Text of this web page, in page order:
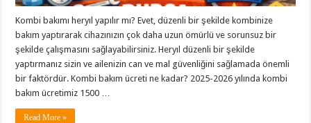
Kombi bakımı heryıl yapılır mı? Evet, düzenli bir şekilde kombinize
bakım yaptırarak cihazınızın çok daha uzun ömürlü ve sorunsuz bir
şekilde çalışmasını sağlayabilirsiniz. Heryıl düzenli bir şekilde
yaptırmanız sizin ve ailenizin can ve mal güvenliğini sağlamada önemli
bir faktördür. Kombi bakım ücreti ne kadar? 2025-2026 yılında kombi
bakım ücretimiz 1500 …
Read More »